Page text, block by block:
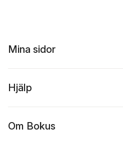
Mina sidor
Hjälp
Om Bokus